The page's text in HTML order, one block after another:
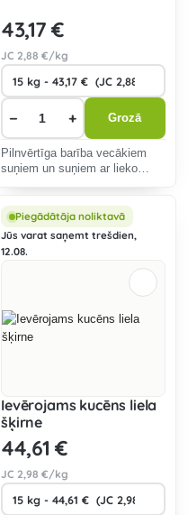
43,17 €
JC 2,88 €/kg
− + Grozā
Pilnvērtīga barība vecākiem
suņiem un suņiem ar lieko
Piegādātāja noliktavā
Jūs varat saņemt trešdien,
12.08.
Ievērojams kucēns liela
šķirne
44,61 €
JC 2,98 €/kg